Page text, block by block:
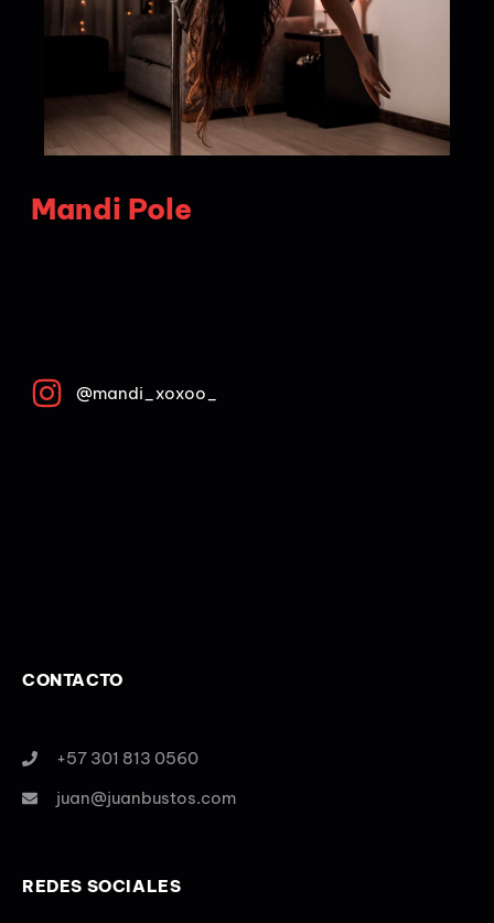
Mandi Pole
@mandi_xoxoo_
CONTACTO
+57 301 813 0560
juan@juanbustos.com
REDES SOCIALES